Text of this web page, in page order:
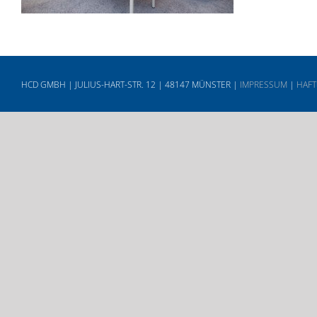
HCD GMBH | JULIUS-HART-STR. 12 | 48147 MÜNSTER | IMPRESSUM |